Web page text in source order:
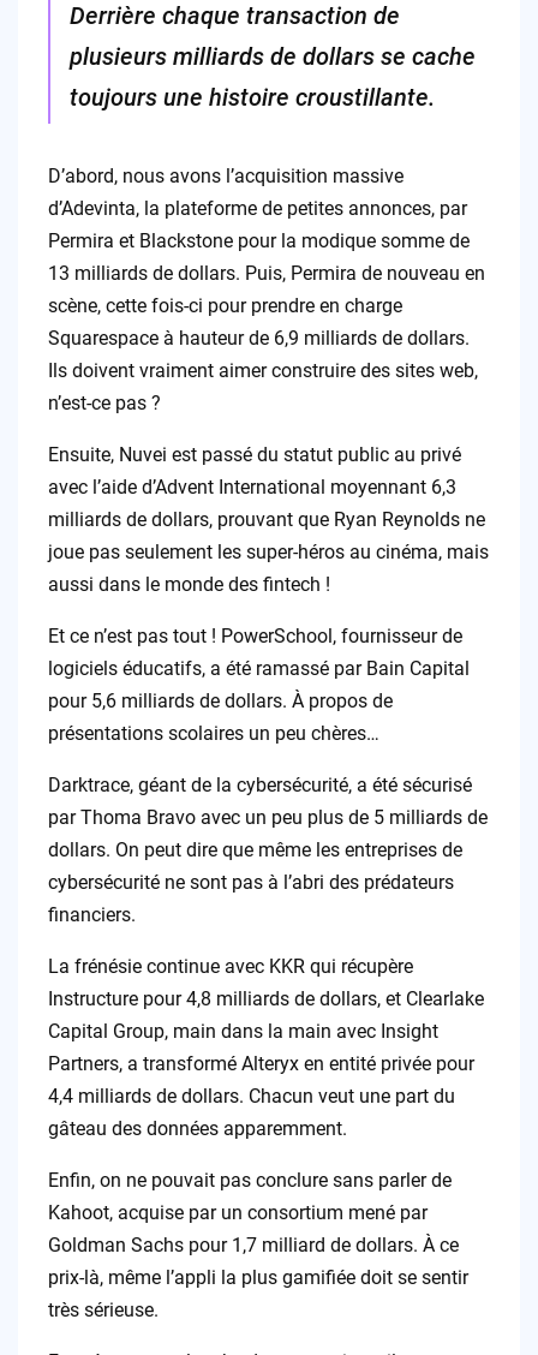
Derrière chaque transaction de
plusieurs milliards de dollars se cache
toujours une histoire croustillante.
D’abord, nous avons l’acquisition massive
d’Adevinta, la plateforme de petites annonces, par
Permira et Blackstone pour la modique somme de
13 milliards de dollars. Puis, Permira de nouveau en
scène, cette fois-ci pour prendre en charge
Squarespace à hauteur de 6,9 milliards de dollars.
Ils doivent vraiment aimer construire des sites web,
n’est-ce pas ?
Ensuite, Nuvei est passé du statut public au privé
avec l’aide d’Advent International moyennant 6,3
milliards de dollars, prouvant que Ryan Reynolds ne
joue pas seulement les super-héros au cinéma, mais
aussi dans le monde des fintech !
Et ce n’est pas tout ! PowerSchool, fournisseur de
logiciels éducatifs, a été ramassé par Bain Capital
pour 5,6 milliards de dollars. À propos de
présentations scolaires un peu chères…
Darktrace, géant de la cybersécurité, a été sécurisé
par Thoma Bravo avec un peu plus de 5 milliards de
dollars. On peut dire que même les entreprises de
cybersécurité ne sont pas à l’abri des prédateurs
financiers.
La frénésie continue avec KKR qui récupère
Instructure pour 4,8 milliards de dollars, et Clearlake
Capital Group, main dans la main avec Insight
Partners, a transformé Alteryx en entité privée pour
4,4 milliards de dollars. Chacun veut une part du
gâteau des données apparemment.
Enfin, on ne pouvait pas conclure sans parler de
Kahoot, acquise par un consortium mené par
Goldman Sachs pour 1,7 milliard de dollars. À ce
prix-là, même l’appli la plus gamifiée doit se sentir
très sérieuse.